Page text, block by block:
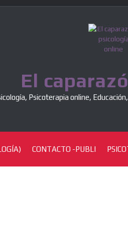
El
Psicoterapia online,
CONTACTO -PUBLI